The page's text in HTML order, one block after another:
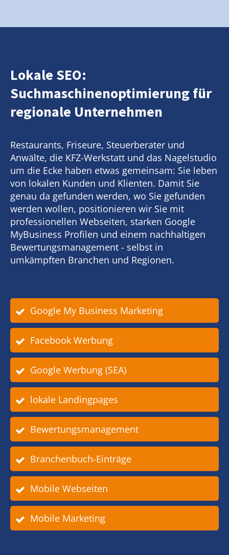
Lokale SEO:
Suchmaschinenoptimierung für
regionale Unternehmen
Restaurants, Friseure, Steuerberater und
Anwälte, die KFZ-Werkstatt und das Nagelstudio
um die Ecke haben etwas gemeinsam: Sie leben
von lokalen Kunden und Klienten. Damit Sie
genau da gefunden werden, wo Sie gefunden
werden wollen, positionieren wir Sie mit
professionellen Webseiten, starken Google
MyBusiness Profilen und einem nachhaltigen
Bewertungsmanagement - selbst in
umkämpften Branchen und Regionen.
Google My Business Marketing
Facebook Werbung
Google Werbung (SEA)
lokale Landingpages
Bewertungsmanagement
Branchenbuch-Einträge
Mobile Webseiten
Mobile Marketing